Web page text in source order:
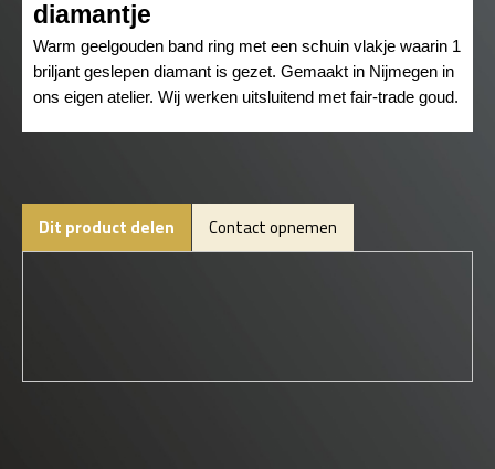
diamantje
Warm geelgouden band ring met een schuin vlakje waarin 1
briljant geslepen diamant is gezet. Gemaakt in Nijmegen in
ons eigen atelier. Wij werken uitsluitend met fair-trade goud.
Dit product delen Contact opnemen